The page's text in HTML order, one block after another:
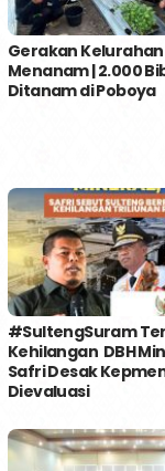
Gerakan Kelurahan
Menanam | 2.000
Ditanam di Poboya
#SultengSuram
Kehilangan DBH
Safri Desak Kepmen
Dievaluasi